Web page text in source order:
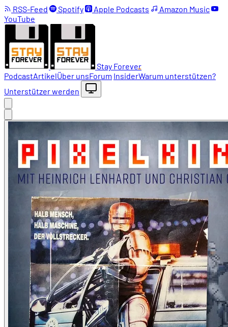
RSS-Feed Spotify Apple Podcasts
Amazon Music
YouTube
Stay Forever
PodcastArtikelÜber unsForum InsiderWarum unterstützen?
Unterstützer werden